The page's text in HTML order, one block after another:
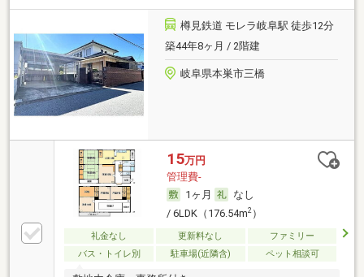
樽見鉄道 モレラ岐阜駅 徒歩12分
築44年8ヶ月 / 2階建
岐阜県本巣市三橋
15万円
管理費-
1ヶ月
なし
/ 6LDK（176.54m2）
礼金なし 更新料なし
ファミリー
バス・トイレ別
駐車場(近隣含) ペット相談可